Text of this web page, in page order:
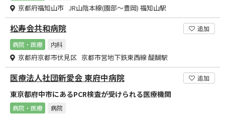
京都府福知山市 JR山陰本線(園部～豊岡) 福知山駅
松寿会共和病院
追加
病院・医療
内科
京都府京都市伏見区 京都市営地下鉄東西線 醍醐駅
医療法人社団新愛会 東府中病院 追加
東京都府中市にあるPCR検査が受けられる医療機関
病院・医療 病院